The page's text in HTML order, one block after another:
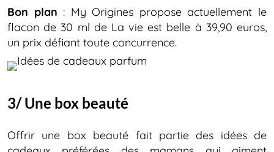
Bon plan : My Origines propose actuellement le
flacon de 30 ml de La vie est belle à 39,90 euros,
un prix défiant toute concurrence.
3/ Une box beauté
Offrir une box beauté fait partie des idées de